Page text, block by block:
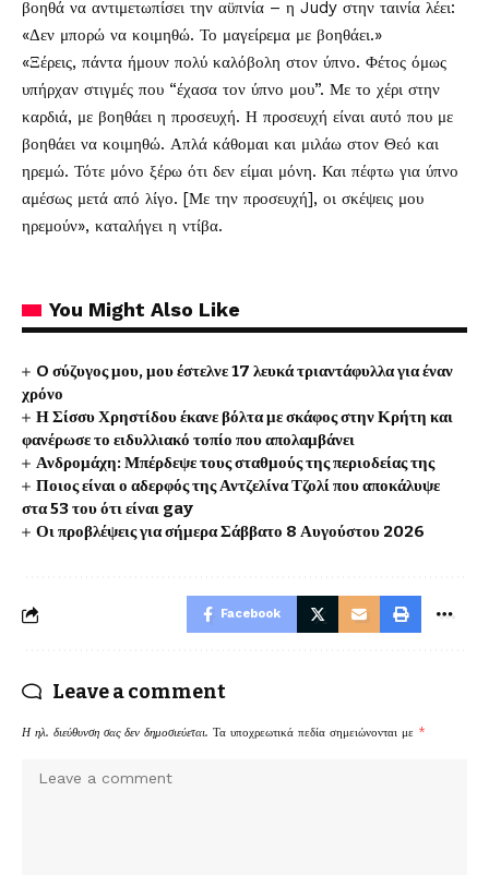
βοηθά να αντιμετωπίσει την αϋπνία – η Judy στην ταινία λέει:
«Δεν μπορώ να κοιμηθώ. Το μαγείρεμα με βοηθάει.»
«Ξέρεις, πάντα ήμουν πολύ καλόβολη στον ύπνο. Φέτος όμως
υπήρχαν στιγμές που “έχασα τον ύπνο μου”. Με το χέρι στην
καρδιά, με βοηθάει η προσευχή. Η προσευχή είναι αυτό που με
βοηθάει να κοιμηθώ. Απλά κάθομαι και μιλάω στον Θεό και
ηρεμώ. Τότε μόνο ξέρω ότι δεν είμαι μόνη. Και πέφτω για ύπνο
αμέσως μετά από λίγο. [Με την προσευχή], οι σκέψεις μου
ηρεμούν», καταλήγει η ντίβα.
You Might Also Like
O σύζυγος μου, μου έστελνε 17 λευκά τριαντάφυλλα για έναν
χρόνο
Η Σίσσυ Χρηστίδου έκανε βόλτα με σκάφος στην Κρήτη και
φανέρωσε το ειδυλλιακό τοπίο που απολαμβάνει
Ανδρομάχη: Μπέρδεψε τους σταθμούς της περιοδείας της
Ποιος είναι ο αδερφός της Αντζελίνα Τζολί που αποκάλυψε
στα 53 του ότι είναι gay
Οι προβλέψεις για σήμερα Σάββατο 8 Αυγούστου 2026
Facebook
Leave a comment
Η ηλ. διεύθυνση σας δεν δημοσιεύεται. Τα υποχρεωτικά πεδία σημειώνονται με *